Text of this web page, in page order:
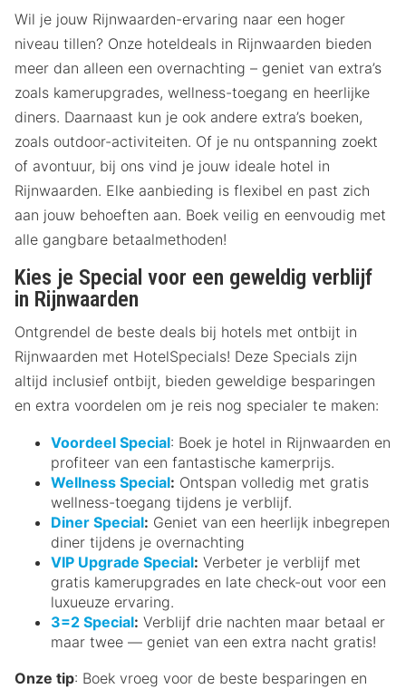
Wil je jouw Rijnwaarden-ervaring naar een hoger
niveau tillen? Onze hoteldeals in Rijnwaarden bieden
meer dan alleen een overnachting – geniet van extra’s
zoals kamerupgrades, wellness-toegang en heerlijke
diners. Daarnaast kun je ook andere extra’s boeken,
zoals outdoor-activiteiten. Of je nu ontspanning zoekt
of avontuur, bij ons vind je jouw ideale hotel in
Rijnwaarden. Elke aanbieding is flexibel en past zich
aan jouw behoeften aan. Boek veilig en eenvoudig met
alle gangbare betaalmethoden!
Kies je Special voor een geweldig verblijf
in Rijnwaarden
Ontgrendel de beste deals bij hotels met ontbijt in
Rijnwaarden met HotelSpecials! Deze Specials zijn
altijd inclusief ontbijt, bieden geweldige besparingen
en extra voordelen om je reis nog specialer te maken:
Voordeel Special: Boek je hotel in Rijnwaarden en
profiteer van een fantastische kamerprijs.
Wellness Special: Ontspan volledig met gratis
wellness-toegang tijdens je verblijf.
Diner Special: Geniet van een heerlijk inbegrepen
diner tijdens je overnachting
VIP Upgrade Special: Verbeter je verblijf met
gratis kamerupgrades en late check-out voor een
luxueuze ervaring.
3=2 Special: Verblijf drie nachten maar betaal er
maar twee — geniet van een extra nacht gratis!
Onze tip: Boek vroeg voor de beste besparingen en